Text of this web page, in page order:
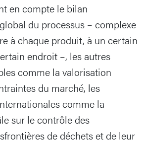
en compte le bilan
du processus – complexe
à chaque produit, à un certain
endroit –, les autres
comme la valorisation
du marché, les
comme la
sur le contrôle des
de déchets et de leur